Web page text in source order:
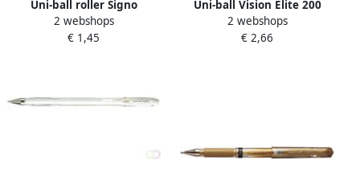
Uni-ball roller Signo
Fantastic Gel medium punt
zwart
2 webshops
€ 1,45
Uni-ball Vision Elite 200
roller schrijfbreedte 0 6 mm
punt 0 8 mm groen
2 webshops
€ 2,66